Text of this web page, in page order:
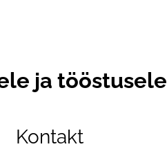
ja tööstusele
Kontakt